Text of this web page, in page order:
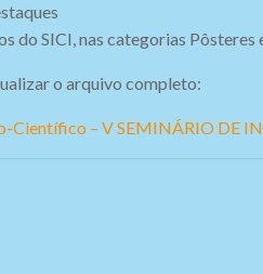
do SICI, nas categorias Pôsteres
o arquivo completo:
Científico – V SEMINÁRIO DE